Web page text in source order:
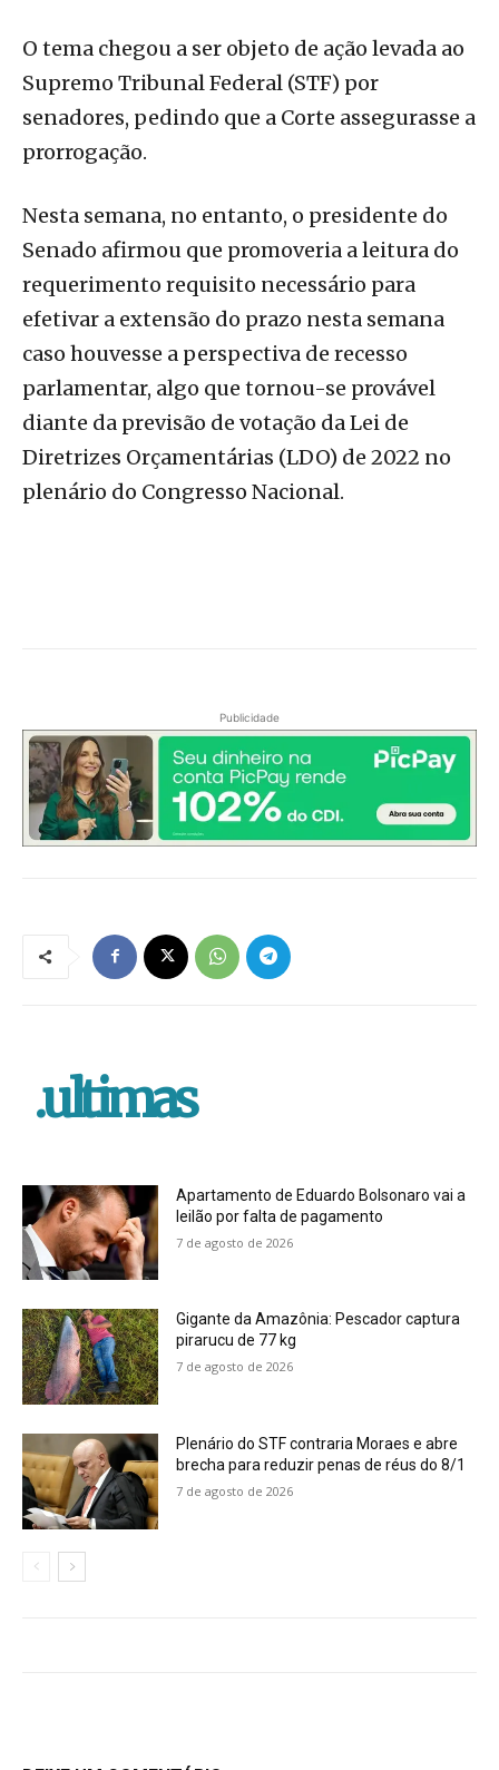
O tema chegou a ser objeto de ação levada ao
Supremo Tribunal Federal (STF) por
senadores, pedindo que a Corte assegurasse a
prorrogação.
Nesta semana, no entanto, o presidente do
Senado afirmou que promoveria a leitura do
requerimento requisito necessário para
efetivar a extensão do prazo nesta semana
caso houvesse a perspectiva de recesso
parlamentar, algo que tornou-se provável
diante da previsão de votação da Lei de
Diretrizes Orçamentárias (LDO) de 2022 no
plenário do Congresso Nacional.
Publicidade
.ultimas
Apartamento de Eduardo Bolsonaro vai a
leilão por falta de pagamento
7 de agosto de 2026
Gigante da Amazônia: Pescador captura
pirarucu de 77 kg
7 de agosto de 2026
Plenário do STF contraria Moraes e abre
brecha para reduzir penas de réus do 8/1
7 de agosto de 2026